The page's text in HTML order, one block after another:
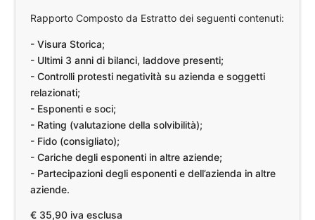
Rapporto Composto da Estratto dei seguenti contenuti:
- Visura Storica;
- Ultimi 3 anni di bilanci, laddove presenti;
- Controlli protesti negatività su azienda e soggetti
relazionati;
- Esponenti e soci;
- Rating (valutazione della solvibilità);
- Fido (consigliato);
- Cariche degli esponenti in altre aziende;
- Partecipazioni degli esponenti e dell’azienda in altre
aziende.
€ 35,90 iva esclusa